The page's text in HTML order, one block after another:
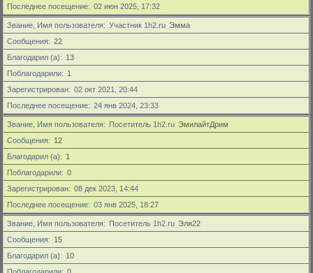
Последнее посещение
02 июн 2025, 17:32
Звание, Имя пользователя Участник 1h2.ru Эмма
Сообщения
22
Благодарил (а)
13
Поблагодарили
1
Зарегистрирован
02 окт 2021, 20:44
Последнее посещение
24 янв 2024, 23:33
Звание, Имя пользователя Посетитель 1h2.ru ЭмилайтДрим
Сообщения
12
Благодарил (а)
1
Поблагодарили
0
Зарегистрирован
08 дек 2023, 14:44
Последнее посещение
03 янв 2025, 18:27
Звание, Имя пользователя Посетитель 1h2.ru Эля22
Сообщения
15
Благодарил (а)
10